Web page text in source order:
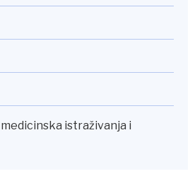
istraživanja i